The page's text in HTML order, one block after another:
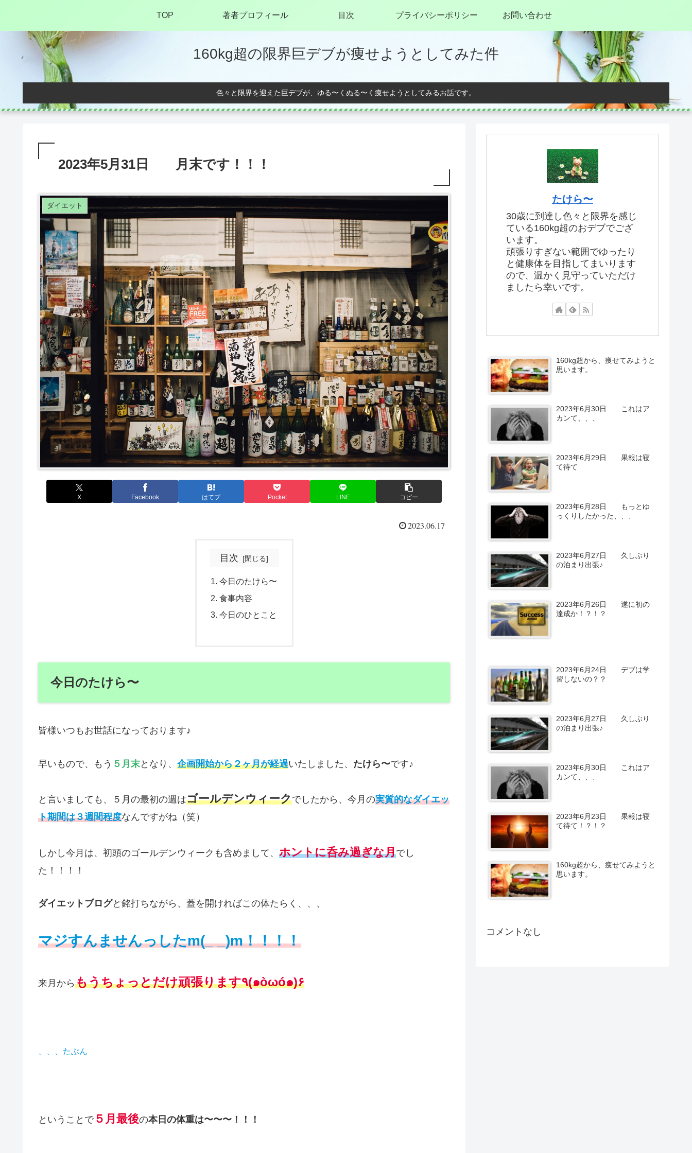
160kg超の限界巨デブが痩せようとしてみた件
色々と限界を迎えた巨デブが、ゆる〜くぬる〜く痩せようとしてみるお話です。
TOP 著者プロフィール 目次 プライバシーポリシー お問い合わせ
2023年5月31日 月末です！！！
ダイエット
X Facebook はてブ Pocket LINE コピー
2023.06.17
目次
今日のたけら〜
食事内容
今日のひとこと
今日のたけら〜
皆様いつもお世話になっております♪
早いもので、もう ５月末となり、 企画開始から２ヶ月が経過いたしました、 たけら〜です♪
と言いましても、５月の最初の週はゴールデンウィークでしたから、今月の実質的なダイエッ
ト期間は３週間程度なんですがね（笑）
しかし今月は、初頭のゴールデンウィークも含めまして、 ホントに呑み過ぎな月でし
た！！！！
ダイエットブログと銘打ちながら、蓋を開ければこの体たらく、、、
マジすんませんっしたm(_ _)m！！！！
来月から もうちょっとだけ頑張ります٩(๑òωó๑)۶
、、、たぶん
ということで５月最後の本日の体重は〜〜〜！！！
たけら〜
30歳に到達し色々と限界を感じ
ている160kg超のおデブでござ
います。
頑張りすぎない範囲でゆったり
と健康体を目指してまいります
ので、温かく見守っていただけ
ましたら幸いです。
160kg超から、痩せてみようと
思います。
2023年6月30日 これはア
カンて、、、
2023年6月29日 果報は寝
て待て
2023年6月28日 もっとゆ
っくりしたかった、、、
2023年6月27日 久しぶり
の泊まり出張♪
2023年6月26日 遂に初の
達成か！？！？
2023年6月24日 デブは学
習しないの？？
2023年6月27日 久しぶり
の泊まり出張♪
2023年6月30日 これはア
カンて、、、
2023年6月23日 果報は寝
て待て！？！？
160kg超から、痩せてみようと
思います。
コメントなし